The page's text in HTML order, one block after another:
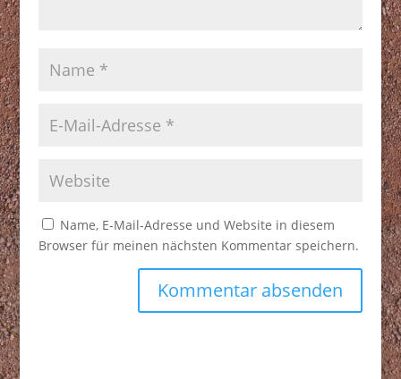
Name, E-Mail-Adresse und Website in diesem
Browser für meinen nächsten Kommentar speichern.